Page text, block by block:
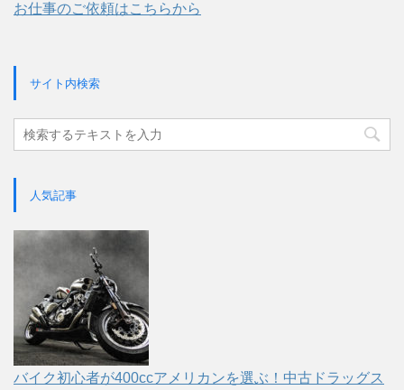
お仕事のご依頼はこちらから
サイト内検索
人気記事
バイク初心者が400ccアメリカンを選ぶ！中古ドラッグス